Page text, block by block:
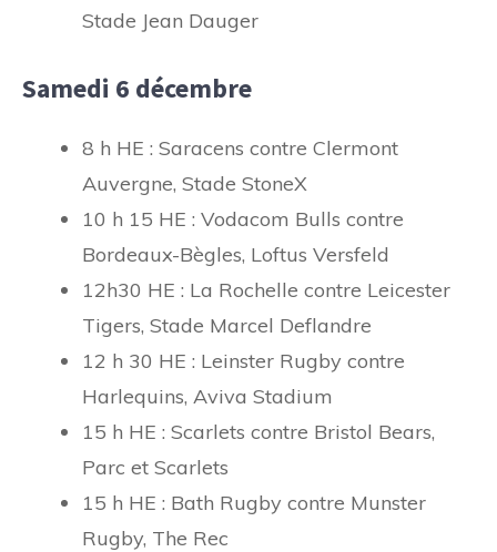
Stade Jean Dauger
Samedi 6 décembre
8 h HE : Saracens contre Clermont
Auvergne, Stade StoneX
10 h 15 HE : Vodacom Bulls contre
Bordeaux-Bègles, Loftus Versfeld
12h30 HE : La Rochelle contre Leicester
Tigers, Stade Marcel Deflandre
12 h 30 HE : Leinster Rugby contre
Harlequins, Aviva Stadium
15 h HE : Scarlets contre Bristol Bears,
Parc et Scarlets
15 h HE : Bath Rugby contre Munster
Rugby, The Rec